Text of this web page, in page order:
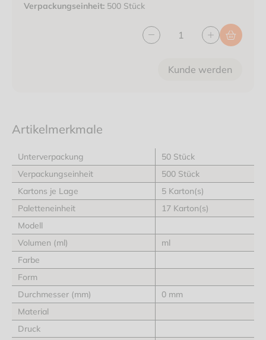
Verpackungseinheit: 500 Stück
Kunde werden
Artikelmerkmale
Unterverpackung
50 Stück
Verpackungseinheit
500 Stück
Kartons je Lage
5 Karton(s)
Paletteneinheit
17 Karton(s)
Modell
Volumen (ml)
ml
Farbe
Form
Durchmesser (mm)
0 mm
Material
Druck